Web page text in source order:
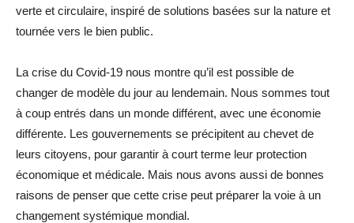
verte et circulaire, inspiré de solutions basées sur la nature et
tournée vers le bien public.
La crise du Covid-19 nous montre qu’il est possible de
changer de modèle du jour au lendemain. Nous sommes tout
à coup entrés dans un monde différent, avec une économie
différente. Les gouvernements se précipitent au chevet de
leurs citoyens, pour garantir à court terme leur protection
économique et médicale. Mais nous avons aussi de bonnes
raisons de penser que cette crise peut préparer la voie à un
changement systémique mondial.